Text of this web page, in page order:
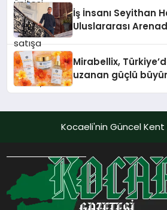
İş İnsanı Seyithan
Uluslararası
Mirabellix,
uzanan güçlü
Kocaeli'nin Güncel